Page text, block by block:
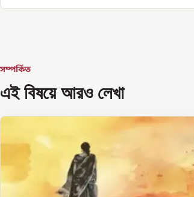
সম্পর্কিত
এই বিষয়ে আরও লেখা